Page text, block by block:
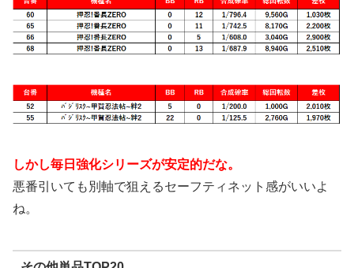
しかし毎日強化シリーズが安定的だな。
悪番引いても別軸で狙えるセーフティネット感がいいよ
ね。